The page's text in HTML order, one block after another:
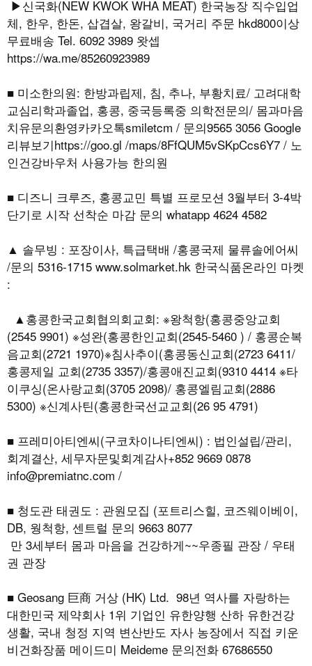
▶신국화(NEW KWOK WHA MEAT) 한국농장 직수입업
체, 한우, 한돈, 삽겹살, 왕갈비, 국거리 주문 hkd800이상
무료배송 Tel. 6092 3989 왓셉
https://wa.me/85260923989
■ 미소한의원: 한방과립제, 침, 추나, 부황치료/ 고려대학
교심리학과졸업, 홍콩, 중국등록중 의학전문의/ 몸과마음
치유문의환영카카오톡smiletcm / 문의9565 3056 Google
리뷰보기https://goo.gl /maps/8FfQUM5vSKpCcs6Y7 / 노
인건강바우처 사용가능 한의원
■ 디즈니 크루즈, 홍콩교민 특별 프로모션 3월부터 3-4박
단기로 시작 선착순 마감 문의 whatapp 4624 4582
▲ 솔무빙 : 포장이사, 특급택배 /홍콩국제 물류솔에어씨
/문의 5316-1715 www.solmarket.hk 한국식품온라인 마켓
:
▲홍콩한국교회협의회교회: ※왕척항(홍콩중앙교회
(2545 9901) ※성완(홍콩한인교회(2545-5460 ) / 홍콩순복
음교회(2721 1970)※침사추이(홍콩동신교회(2723 6411/
홍콩제일 교회(2735 3357)/홍콩애진교회(9310 4414 ※타
이쿠싱(온사랑교회(3705 2098)/ 홍콩엘림교회(2886
5300) ※신계사틴(홍콩한국선교교회(26 95 4791)
■ 프레미아티엔씨(구코차이나티엔씨) : 법인설립/관리,
회계결산, 세무자문및회계감사+852 9669 0878
info@premiatnc.com /
■ 청도관 태권도 : 관원모집 (포트리스힐, 코즈웨이베이,
DB, 웡척항, 센트럴 문의 9663 8077
만 3세부터 몸과 마음을 건강하게~~우종필 관장 / 우태
권 관장
■ Geosang 巨商 거상 (HK) Ltd. 98년 역사를 자랑하는
대한민국 제약회사 1위 기업인 유한양행 산하 유한건강
생활, 국내 청정 지역 변산반도 자사 농장에서 직접 키운
비건화장품 메이드미 Meideme 문의전화 67686550